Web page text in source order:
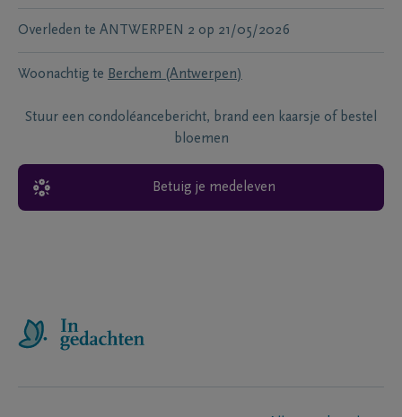
Overleden te ANTWERPEN 2 op 21/05/2026
Woonachtig te Berchem (Antwerpen)
Stuur een condoléancebericht, brand een kaarsje of bestel
bloemen
Betuig je medeleven